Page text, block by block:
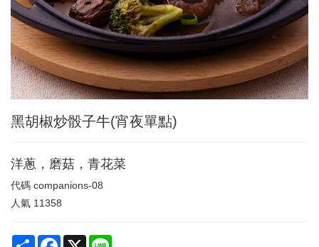
黑胡椒炒骰子牛(宵夜單點)
洋蔥，磨菇，青花菜
代碼 companions-08
人氣 11358
Share Facebook
X